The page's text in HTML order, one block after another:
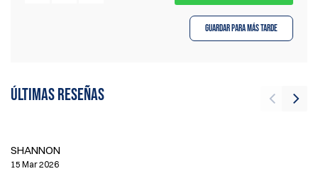
Guardar para más tarde
Últimas reseñas
SHANNON
15 Mar 2026